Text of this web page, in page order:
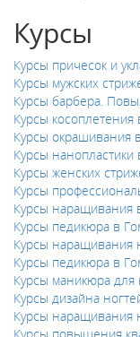
Курсы
Курсы причесок и
Курсы мужских
Курсы барбера.
Курсы косоплетения
Курсы окрашивания
Курсы
Курсы женских
Курсы
Курсы наращивания
Курсы педикюра в
Курсы наращивания
Курсы педикюра в
Курсы маникюра
Курсы дизайна
Курсы наращивания